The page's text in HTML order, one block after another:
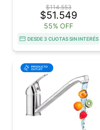
$114.553
$51.549
55% OFF
DESDE 3 CUOTAS SIN INTERÉS